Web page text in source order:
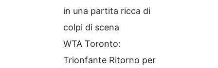
in una partita ricca di
colpi di scena
WTA Toronto:
Trionfante Ritorno per